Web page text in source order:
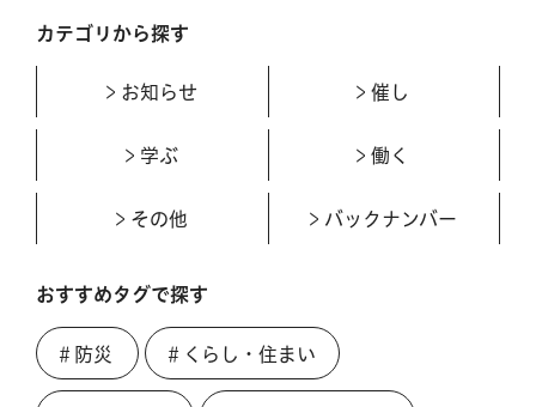
カテゴリから探す
お知らせ 催し
学ぶ 働く
その他 バックナンバー
おすすめタグで探す
＃防災 ＃くらし・住まい